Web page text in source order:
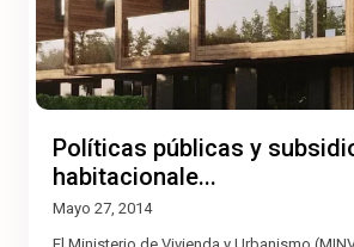
Políticas públicas y
habitacionale...
Mayo 27, 2014